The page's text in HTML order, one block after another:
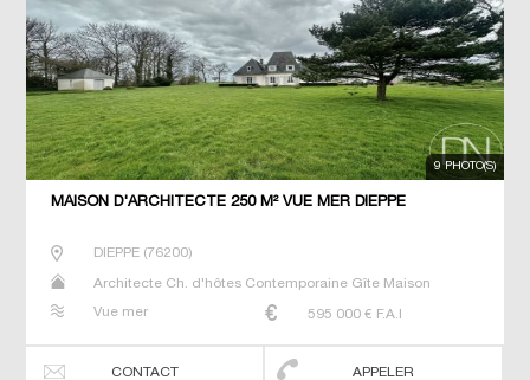
9 PHOTO(S)
MAISON D'ARCHITECTE 250 M² VUE MER DIEPPE
DIEPPE(76200)
Architecte Ch. d'hôtes Contemporaine Gîte Maison
Vue mer
595 000 € F.A.I
CONTACT APPELER